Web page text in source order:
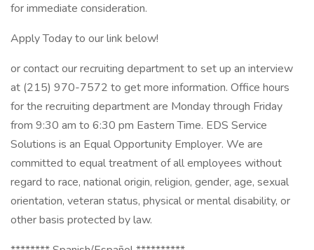
for immediate consideration.
Apply Today to our link below!
or contact our recruiting department to set up an interview
at (215) 970-7572 to get more information. Office hours
for the recruiting department are Monday through Friday
from 9:30 am to 6:30 pm Eastern Time. EDS Service
Solutions is an Equal Opportunity Employer. We are
committed to equal treatment of all employees without
regard to race, national origin, religion, gender, age, sexual
orientation, veteran status, physical or mental disability, or
other basis protected by law.